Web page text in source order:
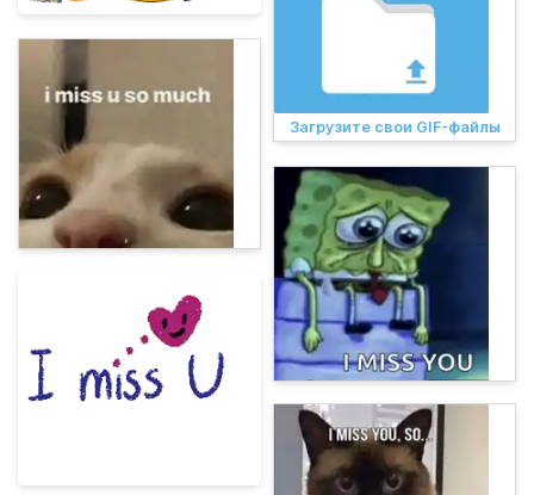
Загрузите свои GIF-файлы